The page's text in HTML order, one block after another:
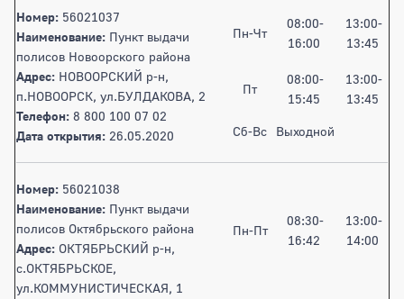
Номер: 56021037
Наименование: Пункт выдачи
полисов Новоорского района
Адрес: НОВООРСКИЙ р-н,
п.НОВООРСК, ул.БУЛДАКОВА, 2
Телефон: 8 800 100 07 02
Дата открытия: 26.05.2020
Пн-Чт
08:00-
16:00
13:00-
13:45
Пт
08:00-
15:45
13:00-
13:45
Сб-Вс Выходной
Номер: 56021038
Наименование: Пункт выдачи
полисов Октябрьского района
Адрес: ОКТЯБРЬСКИЙ р-н,
с.ОКТЯБРЬСКОЕ,
ул.КОММУНИСТИЧЕСКАЯ, 1
Пн-Пт
08:30-
16:42
13:00-
14:00